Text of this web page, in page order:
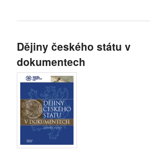
Dějiny českého státu v
dokumentech